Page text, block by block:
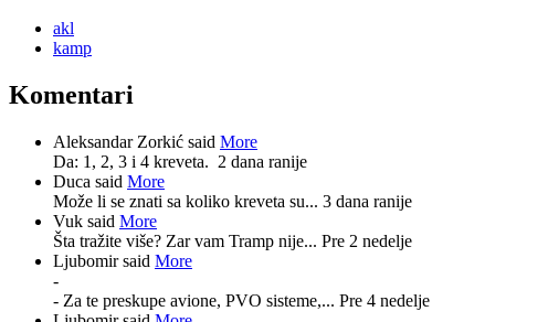
akl
kamp
Komentari
Aleksandar Zorkić said More
Da: 1, 2, 3 i 4 kreveta. 2 dana ranije
Duca said More
Može li se znati sa koliko kreveta su... 3 dana ranije
Vuk said More
Šta tražite više? Zar vam Tramp nije... Pre 2 nedelje
Ljubomir said More
-
- Za te preskupe avione, PVO sisteme,... Pre 4 nedelje